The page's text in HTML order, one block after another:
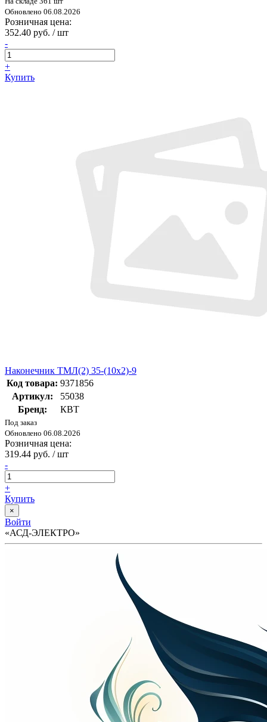
Обновлено 06.08.2026
Розничная цена:
352.40 руб. / шт
-
+
Купить
Наконечник ТМЛ(2) 35-(10х2)-9
Код товара: 9371856
Артикул:
55038
Бренд:
КВТ
Под заказ
Обновлено 06.08.2026
Розничная цена:
319.44 руб. / шт
-
+
Купить
×
Войти
«АСД-ЭЛЕКТРО»